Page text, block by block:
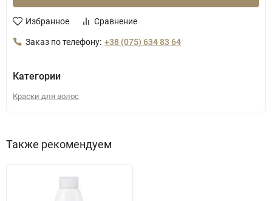
Избранное Сравнение
Заказ по телефону: +38 (075) 634 83 64
Категории
Краски для волос
Также рекомендуем